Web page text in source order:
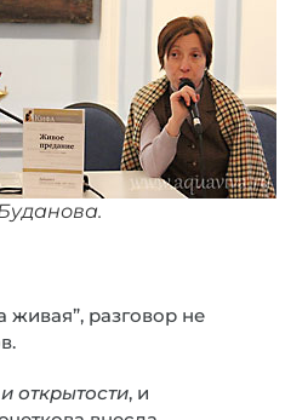
живая”, разговор не
открытости, и